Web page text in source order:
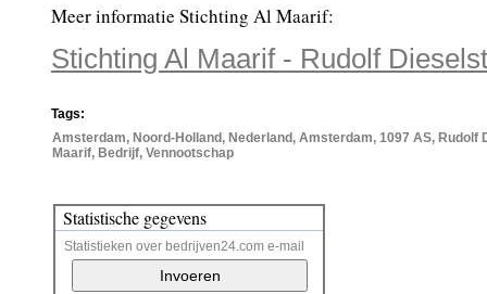
Meer informatie Stichting Al Maarif:
Stichting Al Maarif - Rudolf
Tags:
Amsterdam, Noord-Holland, Nederland, Amsterdam, 1097 AS, Rudolf
Maarif, Bedrijf, Vennootschap
Statistische gegevens
Statistieken over bedrijven24.com e-mail